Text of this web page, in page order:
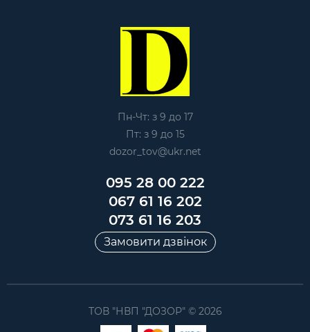
Пн-Чт: з 9 до 17
Пт: з 9 до 15
dozor_tov@ukr.net
095 28 00 222
067 61 16 202
073 61 16 203
Замовити дзвінок
ТОВ "НВП "ДОЗОР" © 2026